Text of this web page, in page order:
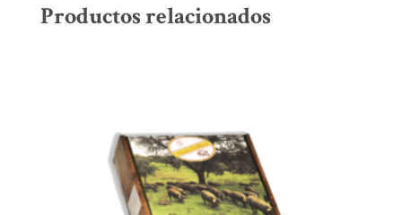
Productos relacionados